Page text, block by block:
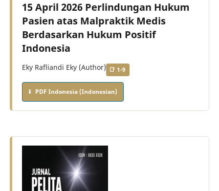
15 April 2026 Perlindungan Hukum
Pasien atas Malpraktik Medis
Berdasarkan Hukum Positif
Indonesia
Eky Rafliandi Eky (Author) 1-9
PDF Indonesia (Indonesian)